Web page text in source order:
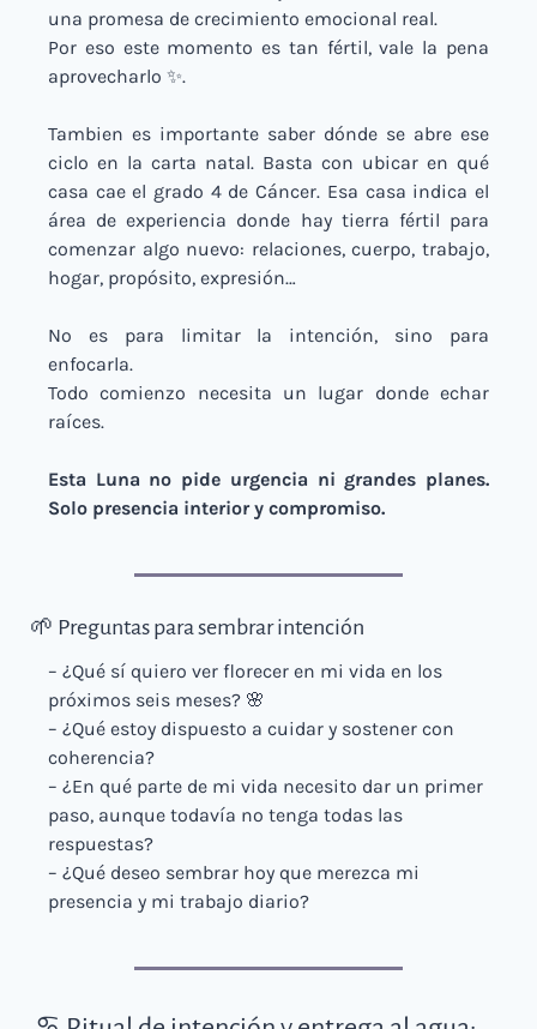
una promesa de crecimiento emocional real.
Por eso este momento es tan fértil, vale la pena
aprovecharlo ✨.
Tambien es importante saber dónde se abre ese
ciclo en la carta natal. Basta con ubicar en qué
casa cae el grado 4 de Cáncer. Esa casa indica el
área de experiencia donde hay tierra fértil para
comenzar algo nuevo: relaciones, cuerpo, trabajo,
hogar, propósito, expresión…
No es para limitar la intención, sino para
enfocarla.
Todo comienzo necesita un lugar donde echar
raíces.
Esta Luna no pide urgencia ni grandes planes.
Solo presencia interior y compromiso.
🌱 Preguntas para sembrar intención
– ¿Qué sí quiero ver florecer en mi vida en los
próximos seis meses? 🌸
– ¿Qué estoy dispuesto a cuidar y sostener con
coherencia?
– ¿En qué parte de mi vida necesito dar un primer
paso, aunque todavía no tenga todas las
respuestas?
– ¿Qué deseo sembrar hoy que merezca mi
presencia y mi trabajo diario?